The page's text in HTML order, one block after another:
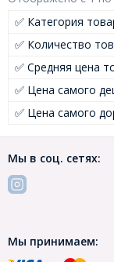
✅ Категория
✅ Количество
✅ Средняя цена
✅ Цена самого
✅ Цена самого
Мы в соц. сетях:
Мы принимаем: